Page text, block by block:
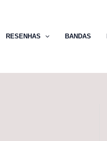
RESENHAS BANDAS